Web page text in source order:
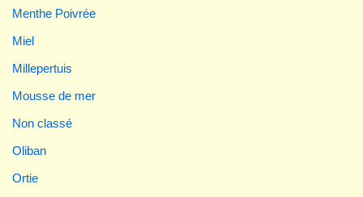
Menthe Poivrée
Miel
Millepertuis
Mousse de mer
Non classé
Oliban
Ortie